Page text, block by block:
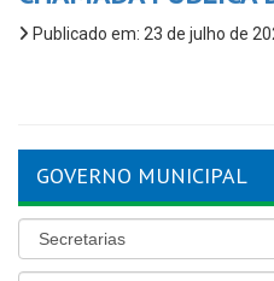
Publicado em: 23 de julho de
GOVERNO MUNICIPAL